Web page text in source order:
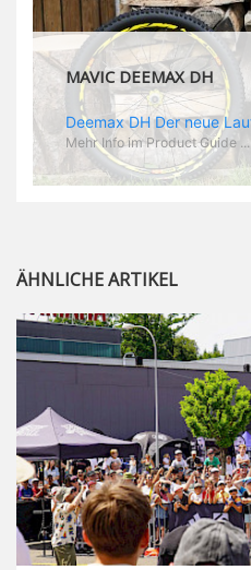
MAVIC DEEMAX DH
Mehr Info im Product Guide ...
ÄHNLICHE ARTIKEL